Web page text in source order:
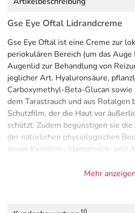
Gse Eye Oftal Lidrandcreme
Gse Eye Oftal ist eine Creme zur
periokulären Bereich (um das Auge
Augenlid zur Behandlung von
jeglicher Art. Hyaluronsäure,
Carboxymethyl-Beta-Glucan sowie
dem Tarastrauch und aus Rotalgen
Schutzfilm, der die Haut vor
schützt. Zudem begünstigen sie
der natürlichen physiologischen
sowie Kamillen-, Hamamelis- und
beitragen, die Beschwerden schnell
Behandlung von Reizungen,
Mehr anzeigen